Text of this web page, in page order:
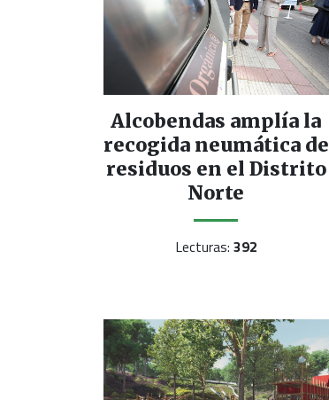
Alcobendas amplía la
recogida neumática de
residuos en el Distrito
Norte
Lecturas: 392